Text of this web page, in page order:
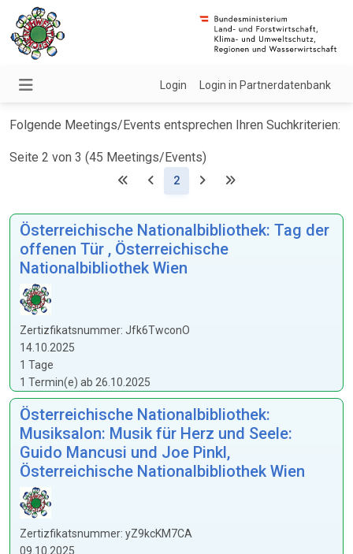
Login Login in Partnerdatenbank
Folgende Meetings/Events entsprechen Ihren Suchkriterien:
Seite 2 von 3 (45 Meetings/Events)
2(Aktuell)
Österreichische Nationalbibliothek: Tag der
offenen Tür , Österreichische
Nationalbibliothek Wien
Zertizfikatsnummer: Jfk6TwconO
14.10.2025
1 Tage
1 Termin(e) ab 26.10.2025
Österreichische Nationalbibliothek:
Musiksalon: Musik für Herz und Seele:
Guido Mancusi und Joe Pinkl,
Österreichische Nationalbibliothek Wien
Zertizfikatsnummer: yZ9kcKM7CA
09.10.2025